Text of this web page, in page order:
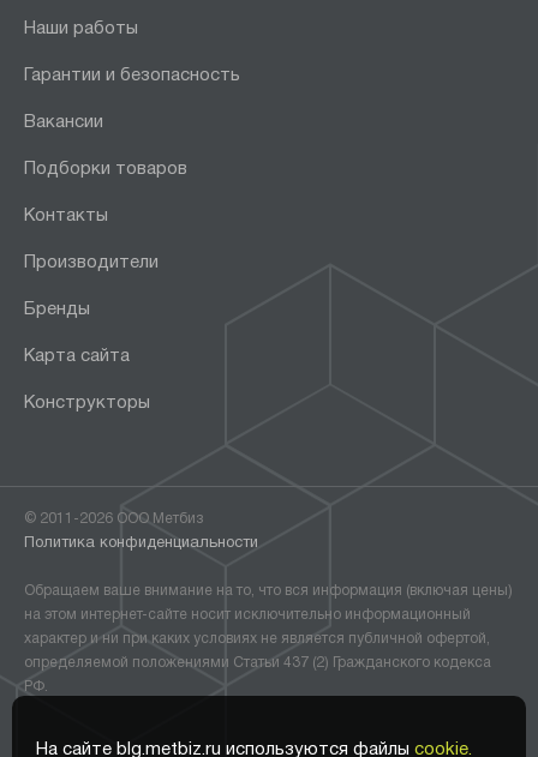
На сайте blg.metbiz.ru используются файлы cookie.
Наши работы
Гарантии и безопасность
Вакансии
Подборки товаров
Контакты
Производители
Бренды
Карта сайта
Конструкторы
© 2011-2026 ООО Метбиз
Политика конфиденциальности
Обращаем ваше внимание на то, что вся информация (включая цены)
на этом интернет-сайте носит исключительно информационный
характер и ни при каких условиях не является публичной офертой,
определяемой положениями Статьи 437 (2) Гражданского кодекса
РФ.